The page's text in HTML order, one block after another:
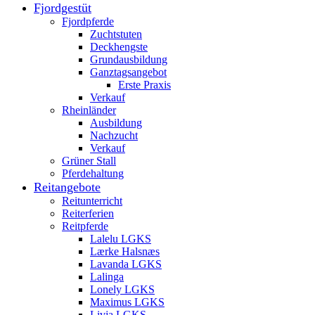
Fjordgestüt
Fjordpferde
Zuchtstuten
Deckhengste
Grundausbildung
Ganztagsangebot
Erste Praxis
Verkauf
Rheinländer
Ausbildung
Nachzucht
Verkauf
Grüner Stall
Pferdehaltung
Reitangebote
Reitunterricht
Reiterferien
Reitpferde
Lalelu LGKS
Lærke Halsnæs
Lavanda LGKS
Lalinga
Lonely LGKS
Maximus LGKS